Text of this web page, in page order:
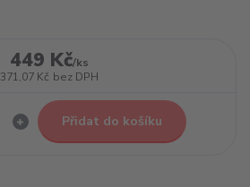
449 Kč/ks
371,07 Kč bez DPH
Přidat do košíku